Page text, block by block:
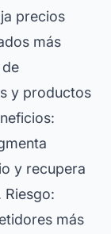
precios
más
y productos
y recupera
más